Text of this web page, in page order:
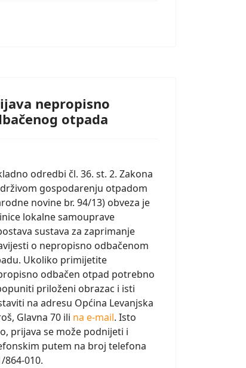
nepropisno
otpada
odredbi čl. 36. st. 2. Zakona
gospodarenju otpadom
novine br. 94/13) obveza je
lokalne samouprave
sustava za zaprimanje
o nepropisno odbačenom
Ukoliko primijetite
odbačen otpad potrebno
priloženi obrazac i isti
na adresu Općina Levanjska
Glavna 70 ili na e-mail. Isto
prijava se može podnijeti i
putem na broj telefona
864-010.